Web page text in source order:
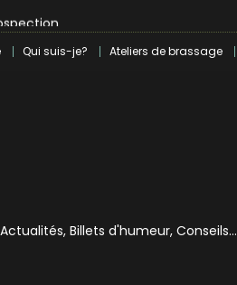
craft à Marseille
brassicole
Qui suis-je? Ateliers de brassage
Billets d'humeur, Conseils…